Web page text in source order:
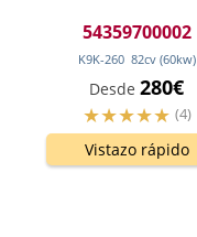
54359700002
K9K-260 82cv (60kw)
Desde 280€
(4)
Vistazo rápido